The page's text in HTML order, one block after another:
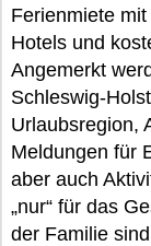
Ferienmiete
Hotels und
Angemerkt
Schleswig-
Urlaubsregion,
Meldungen für
aber auch
„nur“ für das
der Familie